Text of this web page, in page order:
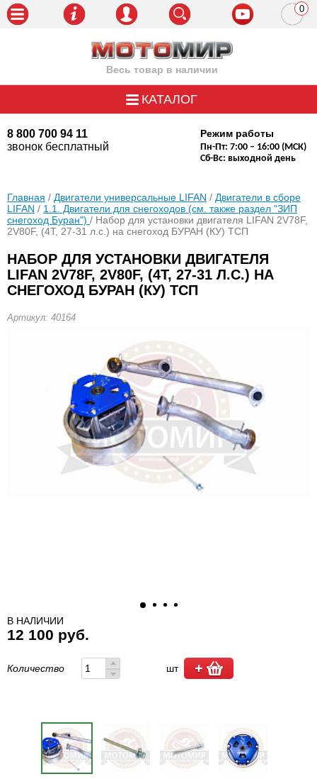
Весь товар в наличии
8 800 700 94 11
звонок бесплатный
Режим работы
Пн-Пт: 7:00 – 16:00 (МСК)
Сб-Вс: выходной день
0
КАТАЛОГ
Главная / Двигатели универсальные LIFAN / Двигатели в сборе
LIFAN / 1.1. Двигатели для снегоходов (см. также раздел "ЗИП
снегоход Буран") / Набор для установки двигателя LIFAN 2V78F,
2V80F, (4Т, 27-31 л.с.) на снегоход БУРАН (КУ) ТСП
НАБОР ДЛЯ УСТАНОВКИ ДВИГАТЕЛЯ
LIFAN 2V78F, 2V80F, (4Т, 27-31 Л.С.) НА
СНЕГОХОД БУРАН (КУ) ТСП
Артикул: 40164
В НАЛИЧИИ
12 100 руб.
Количество шт